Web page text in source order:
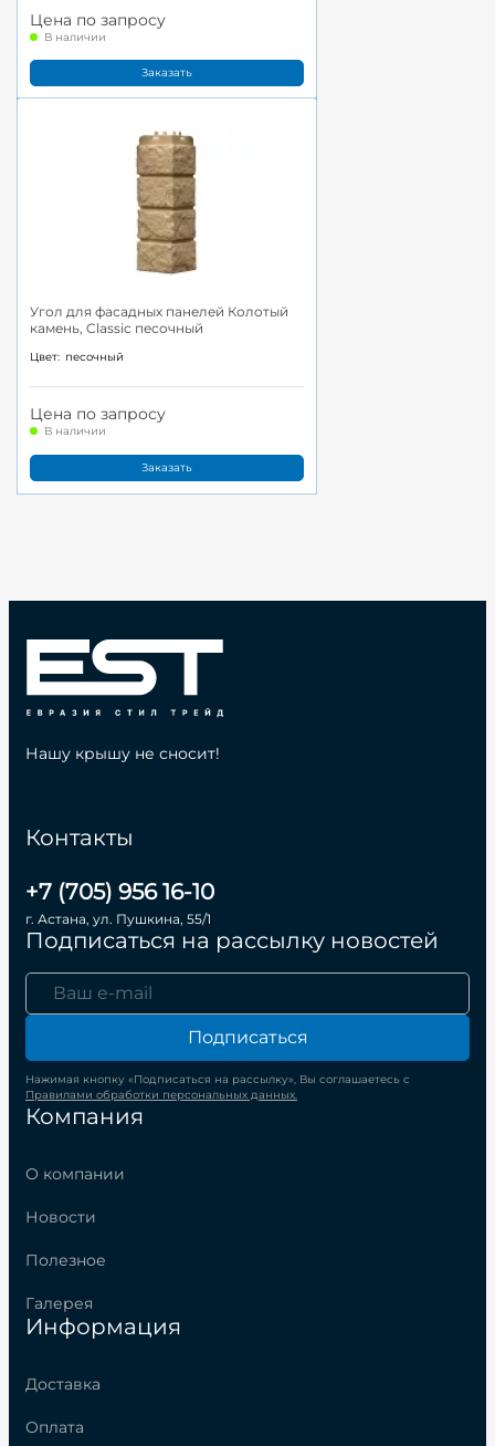
Цена по запросу
В наличии
Заказать
Угол для фасадных панелей Колотый
камень, Classic песочный
Цвет: песочный
Цена по запросу
В наличии
Заказать
Компания
О компании
Новости
Полезное
Галерея
Информация
Доставка
Оплата
Контакты
+7 (705) 956 16-10
г. Астана, ул. Пушкина, 55/1
Подписаться на рассылку новостей
Подписаться
Нажимая кнопку «Подписаться на рассылку», Вы соглашаетесь с
Правилами обработки персональных данных.
Нашу крышу не сносит!